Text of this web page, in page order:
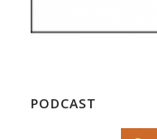
PODCAST